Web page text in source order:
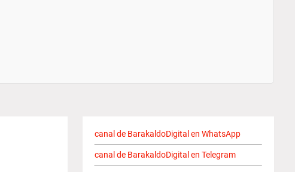
canal de BarakaldoDigital en WhatsApp
canal de BarakaldoDigital en Telegram